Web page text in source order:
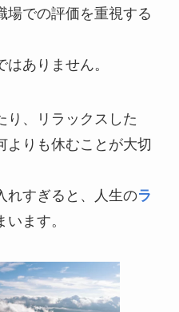
場での評価を重視する
ありません。
り、リラックスした
よりも休むことが大切
れすぎると、人生のラ
ます。